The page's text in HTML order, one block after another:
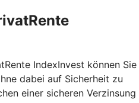
IndexInvest können Sie
dabei auf Sicherheit zu
einer sicheren Verzinsung